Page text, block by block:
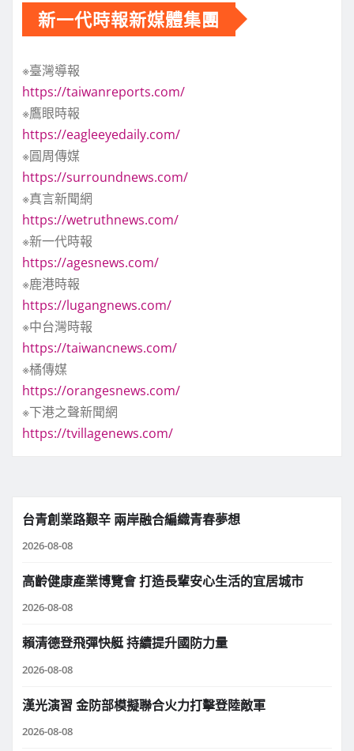
新一代時報新媒體集團
※臺灣導報
https://taiwanreports.com/
※鷹眼時報
https://eagleeyedaily.com/
※圓周傳媒
https://surroundnews.com/
※真言新聞網
https://wetruthnews.com/
※新一代時報
https://agesnews.com/
※鹿港時報
https://lugangnews.com/
※中台灣時報
https://taiwancnews.com/
※橘傳媒
https://orangesnews.com/
※下港之聲新聞網
https://tvillagenews.com/
台青創業路艱辛 兩岸融合編織青春夢想
2026-08-08
高齡健康產業博覽會 打造長輩安心生活的宜居城市
2026-08-08
賴清德登飛彈快艇 持續提升國防力量
2026-08-08
漢光演習 金防部模擬聯合火力打擊登陸敵軍
2026-08-08